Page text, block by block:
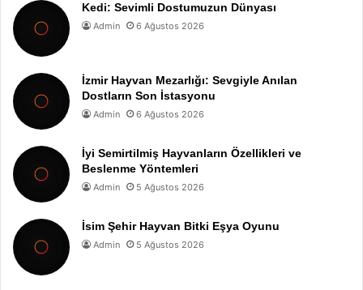
Kedi: Sevimli Dostumuzun Dünyası
Admin 6 Ağustos 2026
İzmir Hayvan Mezarlığı: Sevgiyle Anılan
Dostların Son İstasyonu
Admin 6 Ağustos 2026
İyi Semirtilmiş Hayvanların Özellikleri ve
Beslenme Yöntemleri
Admin 5 Ağustos 2026
İsim Şehir Hayvan Bitki Eşya Oyunu
Admin 5 Ağustos 2026